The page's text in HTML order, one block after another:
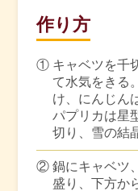
作り方
① キャベツを千
て水気をきる
け、にんじん
パプリカは星
切り、雪の結
② 鍋にキャベツ
盛り、下方か